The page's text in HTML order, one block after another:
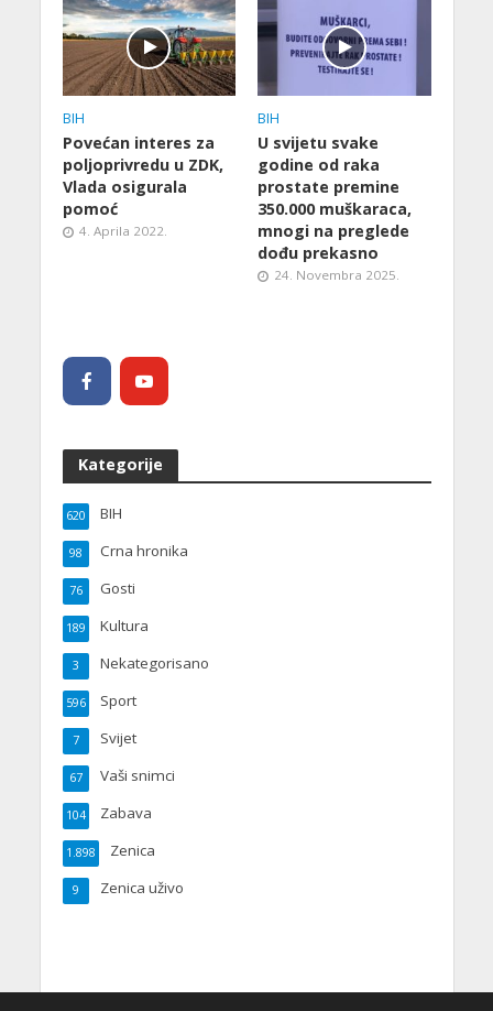
BIH
Povećan interes za
poljoprivredu u ZDK,
Vlada osigurala
pomoć
4. Aprila 2022.
BIH
U svijetu svake
godine od raka
prostate premine
350.000 muškaraca,
mnogi na preglede
dođu prekasno
24. Novembra 2025.
Kategorije
BIH
620
Crna hronika
98
Gosti
76
Kultura
189
Nekategorisano
3
Sport
596
Svijet
7
Vaši snimci
67
Zabava
104
Zenica
1.898
Zenica uživo
9